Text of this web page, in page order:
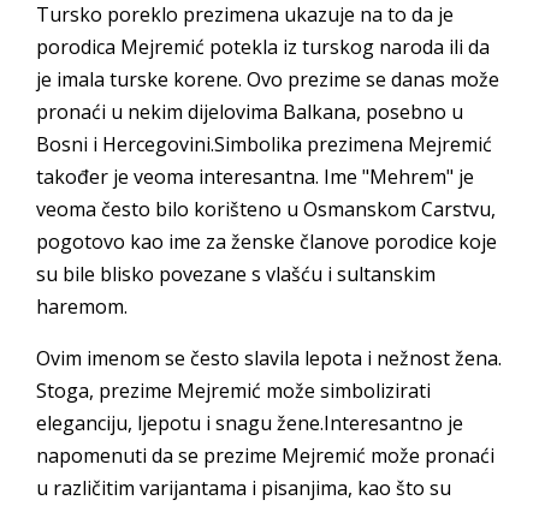
Tursko poreklo prezimena ukazuje na to da je
porodica Mejremić potekla iz turskog naroda ili da
je imala turske korene. Ovo prezime se danas može
pronaći u nekim dijelovima Balkana, posebno u
Bosni i Hercegovini.Simbolika prezimena Mejremić
također je veoma interesantna. Ime "Mehrem" je
veoma često bilo korišteno u Osmanskom Carstvu,
pogotovo kao ime za ženske članove porodice koje
su bile blisko povezane s vlašću i sultanskim
haremom.
Ovim imenom se često slavila lepota i nežnost žena.
Stoga, prezime Mejremić može simbolizirati
eleganciju, ljepotu i snagu žene.Interesantno je
napomenuti da se prezime Mejremić može pronaći
u različitim varijantama i pisanjima, kao što su